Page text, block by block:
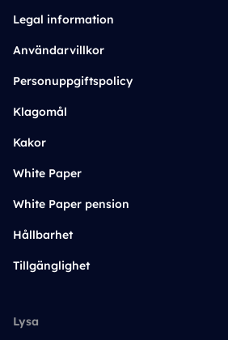
Legal information
Användarvillkor
Personuppgiftspolicy
Klagomål
Kakor
White Paper
White Paper pension
Hållbarhet
Tillgänglighet
Lysa